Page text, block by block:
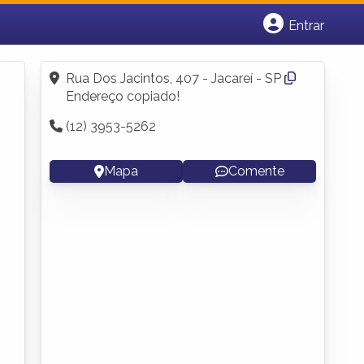
Entrar
Fazer login
Criar conta
Rua Dos Jacintos, 407 - Jacareí - SP
Endereço copiado!
(12) 3953-5262
Mapa Comente